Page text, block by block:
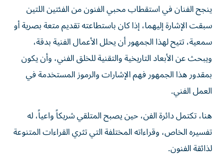
ينجح الفنان في استقطاب محبي الفنون من الفئتين اللتين
سبقت الإشارة إليهما، إذا كان باستطاعته تقديم متعة بصرية أو
سمعية، تتيح لهذا الجمهور أن يحلل الأعمال الفنية بدقة،
ويبحث عن الأبعاد التاريخية والتقنية للخلق الفني، وأن يكون
بمقدور هذا الجمهور فهم الإشارات والرموز المستخدمة في
العمل الفني.
هنا، تكتمل دائرة الفن، حين يصبح المتلقي شريكاً واعياً، له
تفسيره الخاص، وقراءاته المختلفة التي تثري القراءات المتنوعة
لذائقة الفنون.